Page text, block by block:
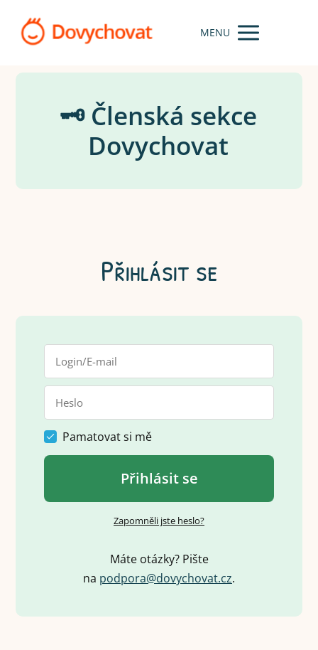
MENU
🗝️ Členská sekce
Dovychovat
Přihlásit se
Pamatovat si mě
Přihlásit se
Zapomněli jste heslo?
Máte otázky? Pište
na podpora@dovychovat.cz.